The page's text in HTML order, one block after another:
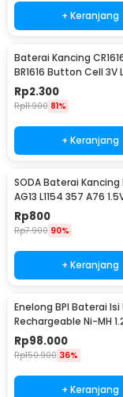
+ Keranjang
Baterai Kancing
BR1616 Button Cell 3V
PCS
Rp2.300
Rp11.900 81%
+ Keranjang
SODA Baterai Kancing
AG13 L1154 357 A76
1 PCS
Rp800
Rp7.900 90%
+ Keranjang
Enelong BPI Baterai Isi
Rechargeable Ni-MH
2700mAh 4 PCS
Rp98.000
Rp150.900 36%
+ Keranjang